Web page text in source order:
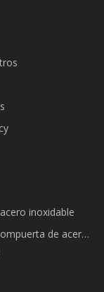
inoxidable
de acero